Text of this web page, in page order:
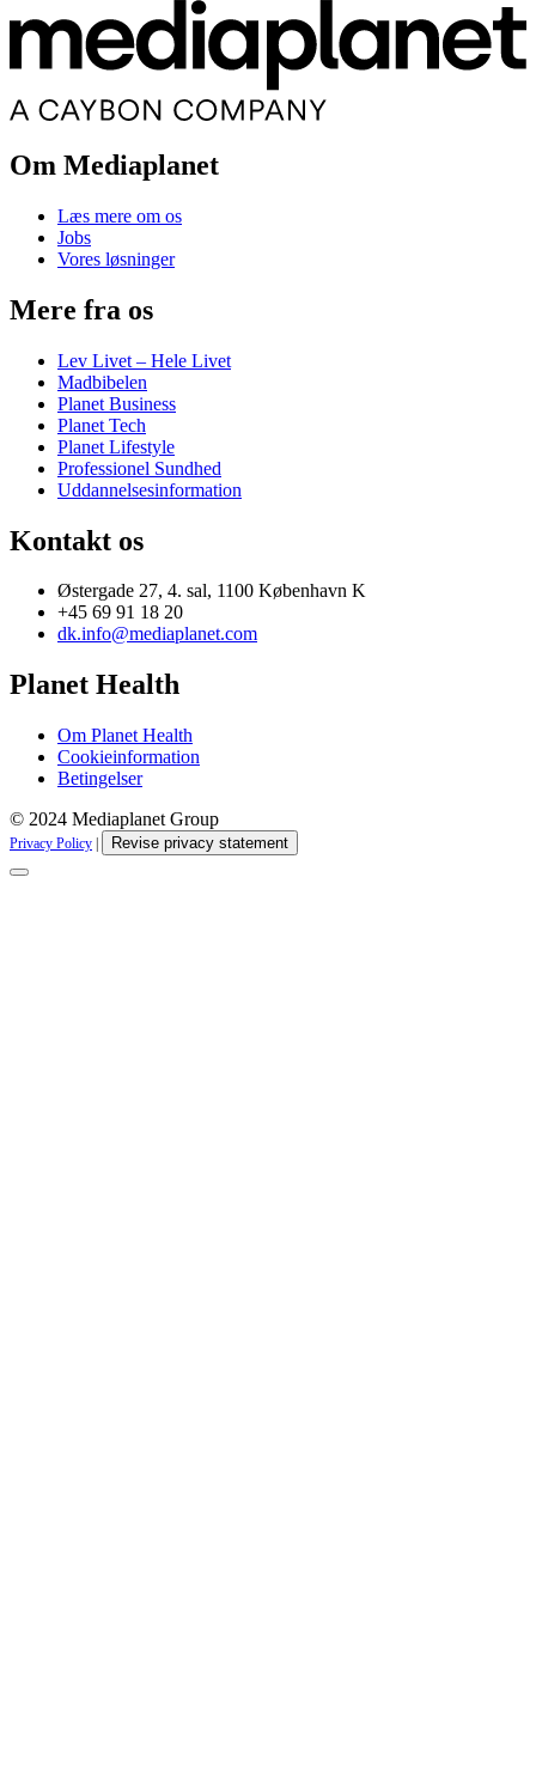
Om Mediaplanet
Læs mere om os
Jobs
Vores løsninger
Mere fra os
Lev Livet – Hele Livet
Madbibelen
Planet Business
Planet Tech
Planet Lifestyle
Professionel Sundhed
Uddannelsesinformation
Kontakt os
Østergade 27, 4. sal, 1100 København K
+45 69 91 18 20
dk.info@mediaplanet.com
Planet Health
Om Planet Health
Cookieinformation
Betingelser
© 2024 Mediaplanet Group
Privacy Policy Revise privacy statement